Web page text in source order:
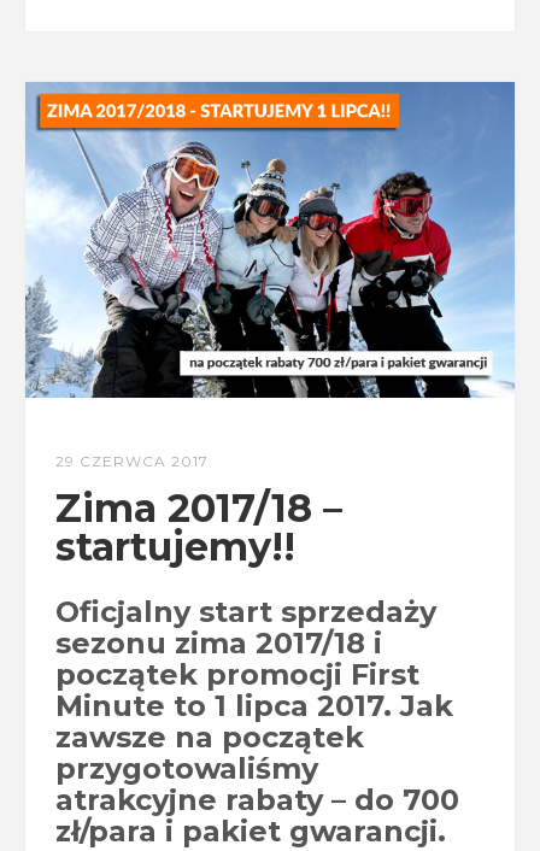
29 CZERWCA 2017
Zima 2017/18 –
startujemy!!
Oficjalny start sprzedaży
sezonu zima 2017/18 i
początek promocji First
Minute to 1 lipca 2017. Jak
zawsze na początek
przygotowaliśmy
atrakcyjne rabaty – do 700
zł/para i pakiet gwarancji.